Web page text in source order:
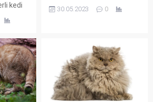
kedi
Bu
rengi
diğer
kediler, kısa bacakları,
Napolyon Kedileri, Pers ve
Munchkin kedilerinin
melezlenmesiyle ortaya
çıkmıştır. 1995 yılında
Amerikan Kediler Derneği
tarafından tanınan bir ırk
30.05.2023 0